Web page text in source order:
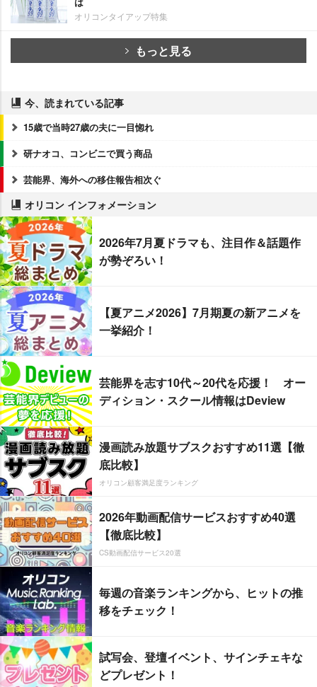
オリコンタイアップ特集
もっと見る
今、読まれている記事
15歳で当時27歳の夫に一目惚れ
研ナオコ、コンビニで買う商品
芸能界、海外への移住報告相次ぐ
オリコン インフォメーション
2026年7月夏ドラマも、注目作＆話題作
が勢ぞろい！
【夏アニメ2026】7月期夏の新アニメを
一挙紹介！
芸能界を志す10代～20代を応援！ オー
ディション・スクール情報はDeview
漫画読み放題サブスクおすすめ11選【徹
底比較】
オリコン顧客満足度ランキング
2026年動画配信サービスおすすめ40選
【徹底比較】
CS動画配信サービス20選
毎週の音楽ランキングから、ヒットの推
移をチェック！
試写会、登壇イベント、サインチェキな
どプレゼント！